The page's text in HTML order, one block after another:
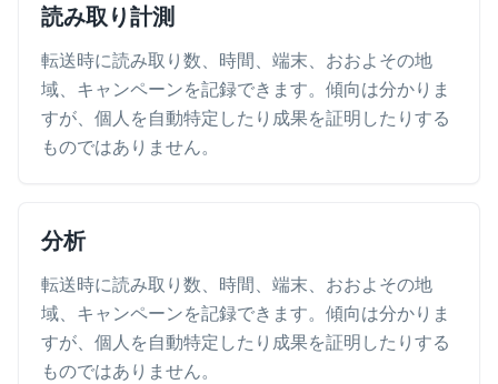
読み取り計測
転送時に読み取り数、時間、端末、おおよその地
域、キャンペーンを記録できます。傾向は分かりま
すが、個人を自動特定したり成果を証明したりする
ものではありません。
分析
転送時に読み取り数、時間、端末、おおよその地
域、キャンペーンを記録できます。傾向は分かりま
すが、個人を自動特定したり成果を証明したりする
ものではありません。